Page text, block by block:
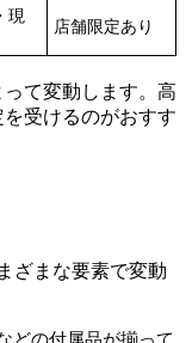
現
店舗限定あり
て変動します。高
受けるのがおすす
ざまな要素で変動